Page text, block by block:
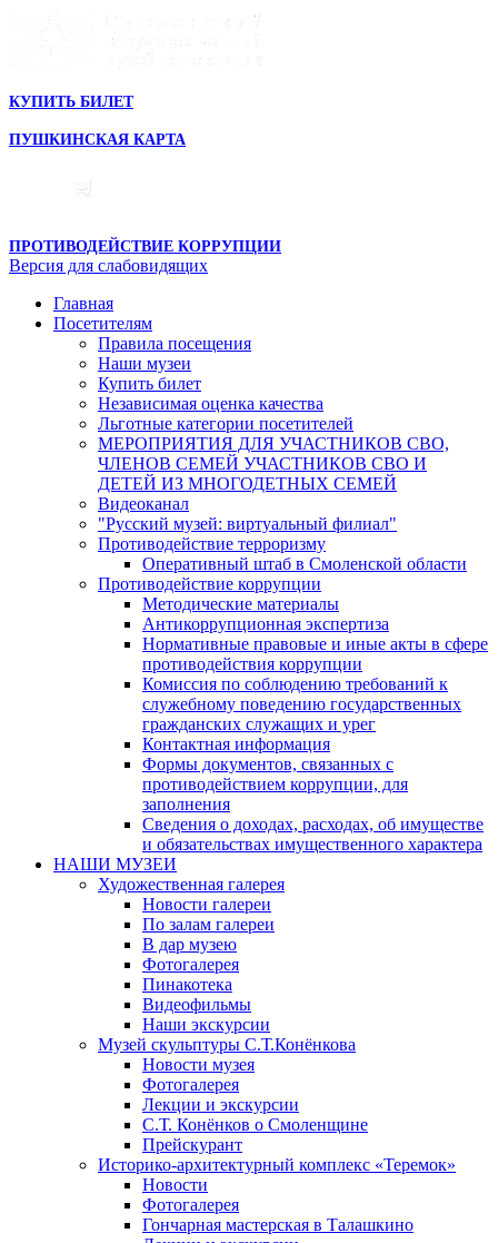
КУПИТЬ БИЛЕТ
ПУШКИНСКАЯ КАРТА
ПРОТИВОДЕЙСТВИЕ КОРРУПЦИИ
Версия для слабовидящих
Главная
Посетителям
Правила посещения
Наши музеи
Купить билет
Независимая оценка качества
Льготные категории посетителей
МЕРОПРИЯТИЯ ДЛЯ УЧАСТНИКОВ СВО,
ЧЛЕНОВ СЕМЕЙ УЧАСТНИКОВ СВО И
ДЕТЕЙ ИЗ МНОГОДЕТНЫХ СЕМЕЙ
Видеоканал
"Русский музей: виртуальный филиал"
Противодействие терроризму
Оперативный штаб в Смоленской области
Противодействие коррупции
Методические материалы
Антикоррупционная экспертиза
Нормативные правовые и иные акты в сфере
противодействия коррупции
Комиссия по соблюдению требований к
служебному поведению государственных
гражданских служащих и урег
Контактная информация
Формы документов, связанных с
противодействием коррупции, для
заполнения
Сведения о доходах, расходах, об имуществе
и обязательствах имущественного характера
НАШИ МУЗЕИ
Художественная галерея
Новости галереи
По залам галереи
В дар музею
Фотогалерея
Пинакотека
Видеофильмы
Наши экскурсии
Музей скульптуры С.Т.Конёнкова
Новости музея
Фотогалерея
Лекции и экскурсии
С.Т. Конёнков о Смоленщине
Прейскурант
Историко-архитектурный комплекс «Теремок»
Новости
Фотогалерея
Гончарная мастерская в Талашкино